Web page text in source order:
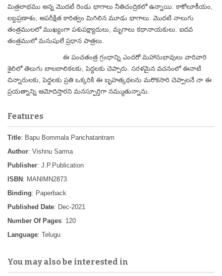
మిత్రలాభము అన్న మొదటి రెండు భాగాలు నీతిచంద్రికలో ఉన్నాయి. కాకోలూకీయం,
లబ్దప్రణాశం, అపరీక్షిత కారిత్వం మిగిలిన మూడు భాగాలు. మొదటి నాలుగు
తంత్రములలో ముఖ్యంగా పశుపక్ష్యాదులు, మృగాలు కథానాయకులు. ఐదవ
తంత్రములో మనుషులే ప్రధాన పాత్రలు.
ఈ పంచతంత్ర గ్రంధాన్ని ఎందరో మహానుభావులు వారివారి
శైలిలో తెలుగు బాలబాలికలకు, పెద్దలకు చెప్పారు. సరళమైన వచనంలో ఈనాటి
చిన్నారులకు, పెద్దలకు ప్రతి ఒక్కరికి ఈ బృహత్కథలను మరొకసారి చెప్పాలనే నా ఈ
ప్రయత్నాన్ని ఆమోదిస్తారని మనస్ఫూర్తిగా నమ్ముతున్నాను.
Features
Title: Bapu Bommala Panchatantram
Author: Vishnu Sarma
Publisher: J.P.Publication
ISBN : MANIMN2873
Binding: Paperback
Published Date: Dec-2021
Number Of Pages: 120
Language: Telugu
You may also be interested in